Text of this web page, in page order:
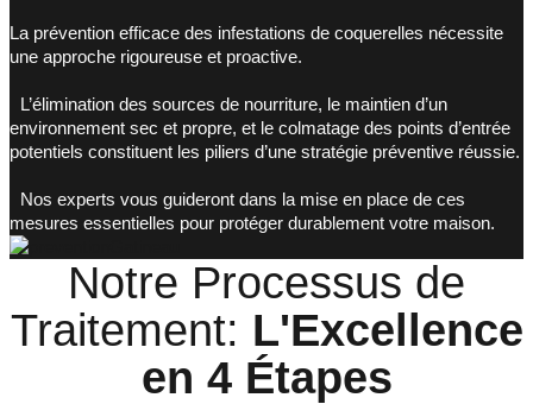
La prévention efficace des infestations de coquerelles nécessite
une approche rigoureuse et proactive.
L’élimination des sources de nourriture, le maintien d’un
environnement sec et propre, et le colmatage des points d’entrée
potentiels constituent les piliers d’une stratégie préventive réussie.
Nos experts vous guideront dans la mise en place de ces
mesures essentielles pour protéger durablement votre maison.
Notre Processus de
Traitement: L'Excellence
en 4 Étapes